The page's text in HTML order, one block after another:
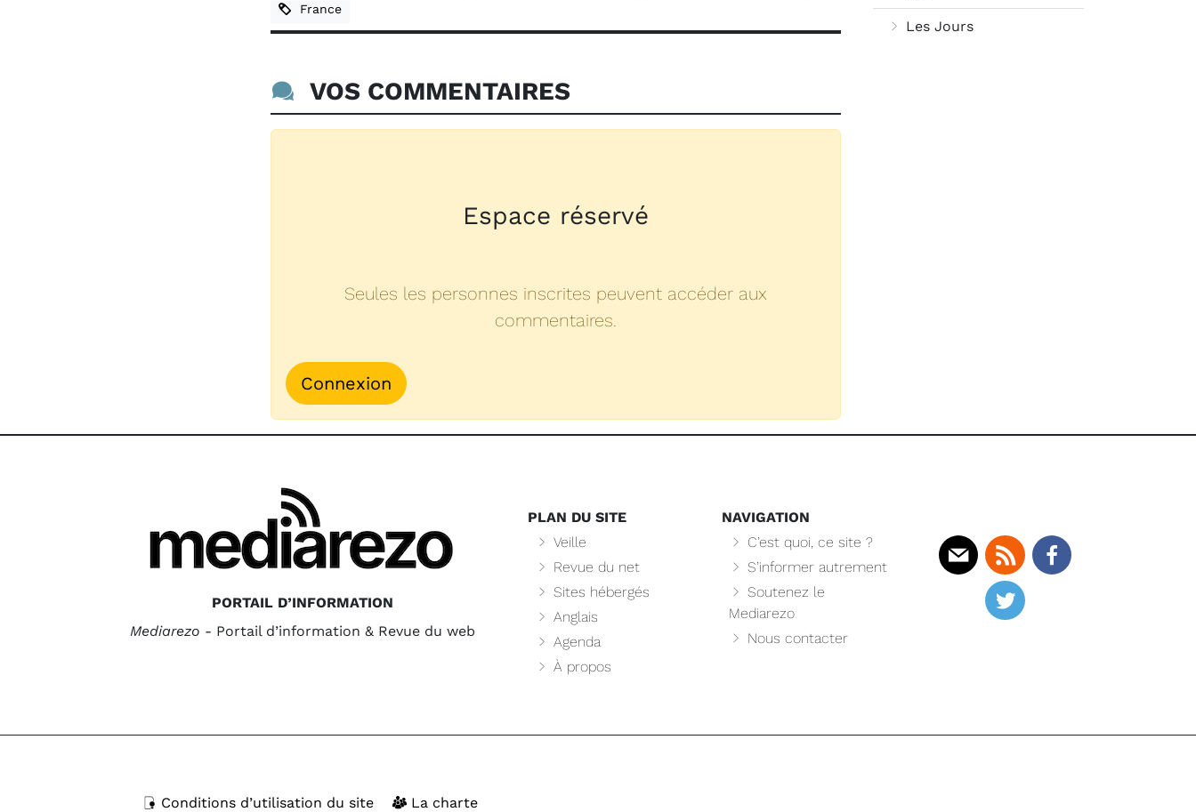
France
VOS COMMENTAIRES
Espace réservé
Seules les personnes inscrites peuvent accéder aux
commentaires.
Connexion
Les Jours
PORTAIL D’INFORMATION
Mediarezo - Portail d’information & Revue du web
PLAN DU SITE
Veille
Revue du net
Sites hébergés
Anglais
Agenda
À propos
NAVIGATION
C’est quoi, ce site ?
S’informer autrement
Soutenez le
Mediarezo
Nous contacter
Rss
Conditions d’utilisation du site La charte